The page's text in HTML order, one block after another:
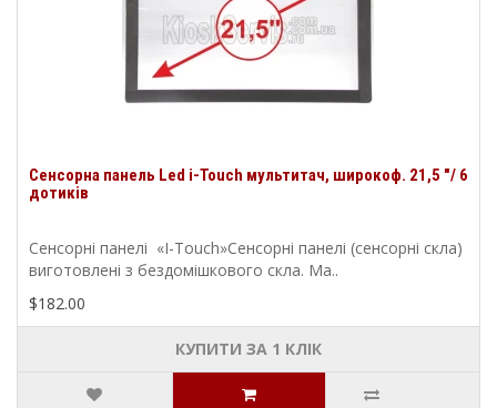
Сенсорна панель Led i-Touch мультитач, широкоф. 21,5 "/ 6
дотиків
Сенсорні панелі «I-Touch»Сенсорні панелі (сенсорні скла)
виготовлені з бездомішкового скла. Ма..
$182.00
КУПИТИ ЗА 1 КЛIК